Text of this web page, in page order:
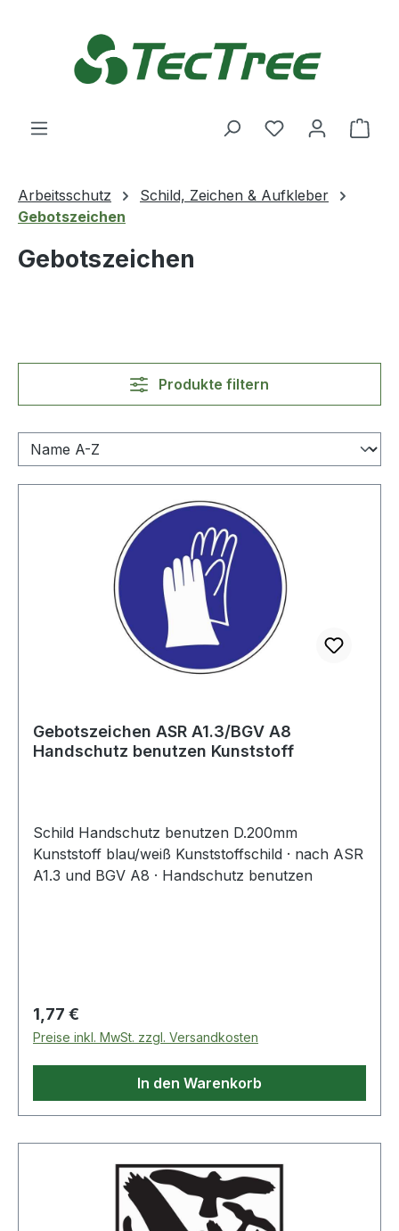
Du hast 0
Arbeitsschutz
Schild, Zeichen & Aufkleber
Gebotszeichen
Gebotszeichen
Produkte filtern
Gebotszeichen ASR A1.3/BGV A8
Handschutz benutzen Kunststoff
Schild Handschutz benutzen D.200mm
Kunststoff blau/weiß Kunststoffschild · nach ASR
A1.3 und BGV A8 · Handschutz benutzen
Regulärer Preis:
1,77 €
Preise inkl. MwSt. zzgl. Versandkosten
In den Warenkorb